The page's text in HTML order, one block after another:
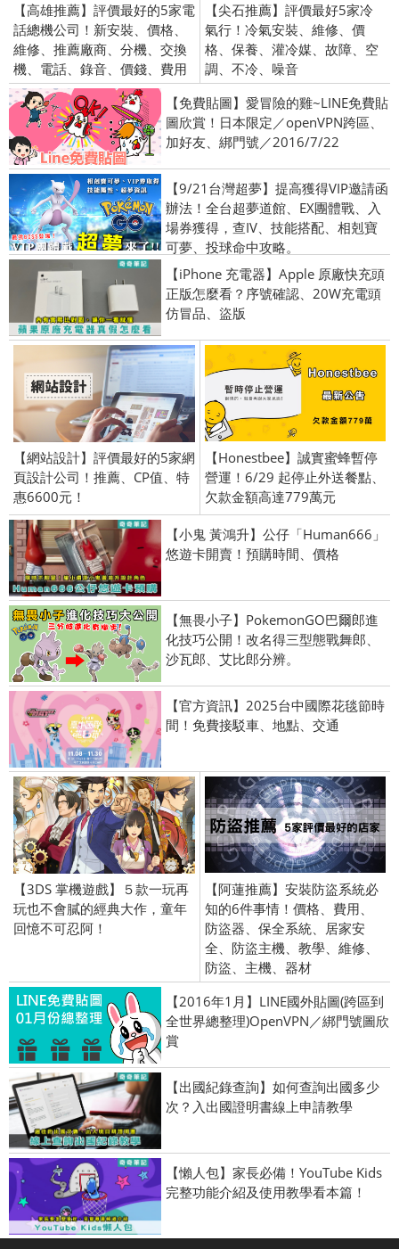
【高雄推薦】評價最好的5家電
話總機公司！新安裝、價格、
維修、推薦廠商、分機、交換
機、電話、錄音、價錢、費用
【尖石推薦】評價最好5家冷
氣行！冷氣安裝、維修、價
格、保養、灌冷媒、故障、空
調、不冷、噪音
【免費貼圖】愛冒險的雞~LINE免費貼
圖欣賞！日本限定／openVPN跨區、
加好友、綁門號／2016/7/22
【9/21台灣超夢】提高獲得VIP邀請函
辦法！全台超夢道館、EX團體戰、入
場券獲得，查IV、技能搭配、相剋寶
可夢、投球命中攻略。
【iPhone 充電器】Apple 原廠快充頭
正版怎麼看？序號確認、20W充電頭
仿冒品、盜版
【網站設計】評價最好的5家網
頁設計公司！推薦、CP值、特
惠6600元！
【Honestbee】誠實蜜蜂暫停
營運！6/29 起停止外送餐點、
欠款金額高達779萬元
【小鬼 黃鴻升】公仔「Human666」
悠遊卡開賣！預購時間、價格
【無畏小子】PokemonGO巴爾郎進
化技巧公開！改名得三型態戰舞郎、
沙瓦郎、艾比郎分辨。
【官方資訊】2025台中國際花毯節時
間！免費接駁車、地點、交通
【3DS 掌機遊戲】５款一玩再
玩也不會膩的經典大作，童年
回憶不可忍阿！
【阿蓮推薦】安裝防盜系統必
知的6件事情！價格、費用、
防盜器、保全系統、居家安
全、防盜主機、教學、維修、
防盜、主機、器材
【2016年1月】LINE國外貼圖(跨區到
全世界總整理)OpenVPN／綁門號圖欣
賞
【出國紀錄查詢】如何查詢出國多少
次？入出國證明書線上申請教學
【懶人包】家長必備！YouTube Kids
完整功能介紹及使用教學看本篇！